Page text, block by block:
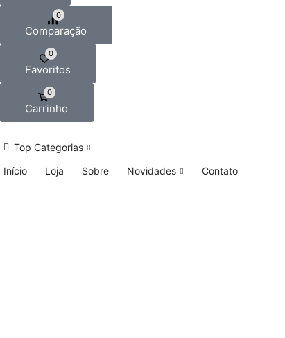
0
Comparação
0
Favoritos
0
Carrinho
Top Categorias
Início
Loja Sobre Novidades Contato